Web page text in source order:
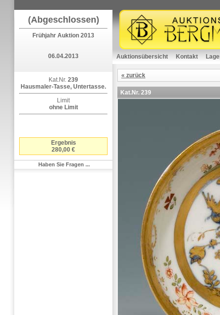
(Abgeschlossen)
Frühjahr Auktion 2013
06.04.2013
Kat.Nr. 239
Hausmaler-Tasse, Untertasse.
Limit
ohne Limit
Ergebnis
280,00 €
Haben Sie Fragen ...
Auktionsübersicht Kontakt
« zurück
Kat.Nr. 239